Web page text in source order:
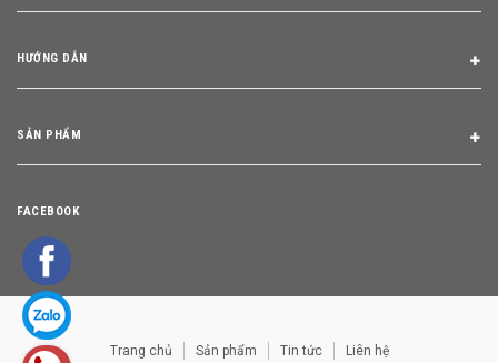
HƯỚNG DẪN
SẢN PHẨM
FACEBOOK
Trang chủ Sản phẩm Tin tức Liên hệ